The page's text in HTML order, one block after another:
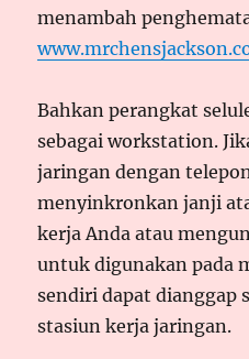
menambah
Bahkan perangkat
sebagai workstation.
jaringan dengan
menyinkronkan janji
kerja Anda atau
untuk digunakan pada
sendiri dapat dianggap
stasiun kerja jaringan.